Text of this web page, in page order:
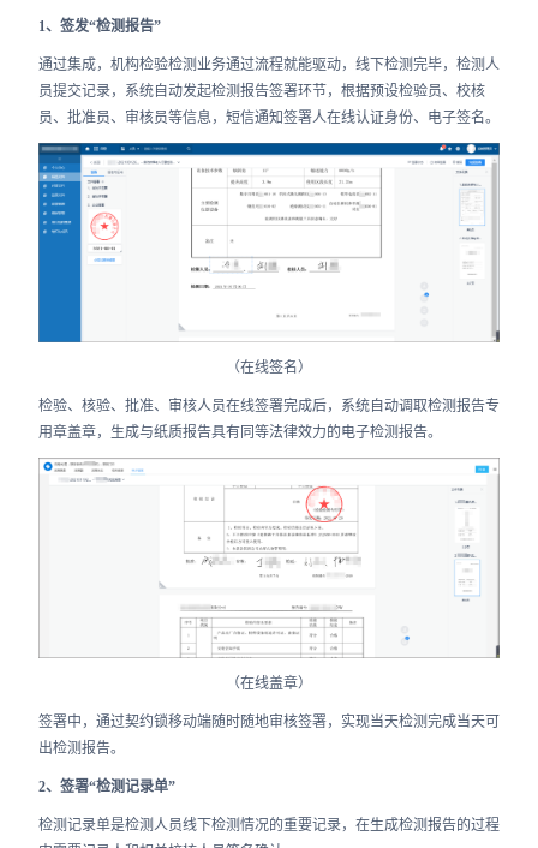
1、签发“检测报告”
通过集成，机构检验检测业务通过流程就能驱动，线下检测完毕，检测人
员提交记录，系统自动发起检测报告签署环节，根据预设检验员、校核
员、批准员、审核员等信息，短信通知签署人在线认证身份、电子签名。
（在线签名）
检验、核验、批准、审核人员在线签署完成后，系统自动调取检测报告专
用章盖章，生成与纸质报告具有同等法律效力的电子检测报告。
（在线盖章）
签署中，通过契约锁移动端随时随地审核签署，实现当天检测完成当天可
出检测报告。
2、签署“检测记录单”
检测记录单是检测人员线下检测情况的重要记录，在生成检测报告的过程